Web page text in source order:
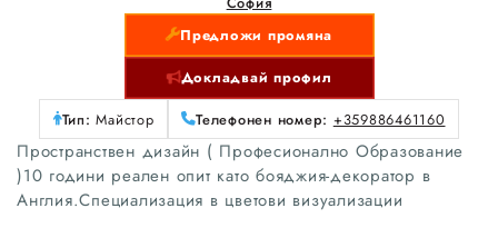
Предложи промяна
Докладвай профил
Тип: Майстор Телефонен номер: +359886461160
Пространствен дизайн ( Професионално Образование
)10 години реален опит като бояджия‑декоратор в
Англия.Специализация в цветови визуализации